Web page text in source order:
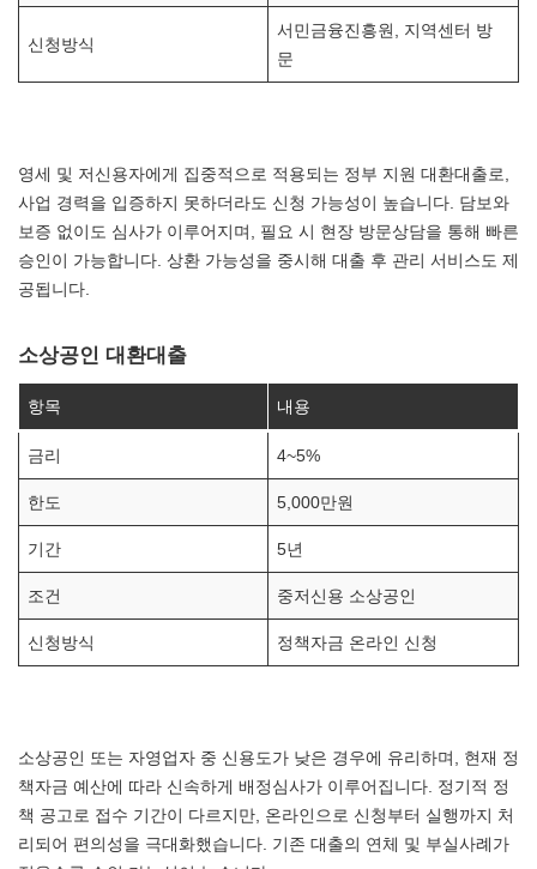
신청방식
서민금융진흥원, 지역센터 방
문
영세 및 저신용자에게 집중적으로 적용되는 정부 지원 대환대출로,
사업 경력을 입증하지 못하더라도 신청 가능성이 높습니다. 담보와
보증 없이도 심사가 이루어지며, 필요 시 현장 방문상담을 통해 빠른
승인이 가능합니다. 상환 가능성을 중시해 대출 후 관리 서비스도 제
공됩니다.
소상공인 대환대출
항목 내용
금리 4~5%
한도 5,000만원
기간 5년
조건 중저신용 소상공인
신청방식 정책자금 온라인 신청
소상공인 또는 자영업자 중 신용도가 낮은 경우에 유리하며, 현재 정
책자금 예산에 따라 신속하게 배정심사가 이루어집니다. 정기적 정
책 공고로 접수 기간이 다르지만, 온라인으로 신청부터 실행까지 처
리되어 편의성을 극대화했습니다. 기존 대출의 연체 및 부실사례가